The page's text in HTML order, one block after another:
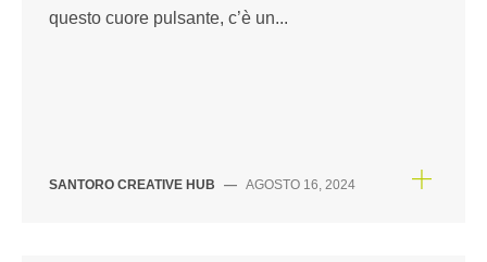
questo cuore pulsante, c’è un...
SANTORO CREATIVE HUB — AGOSTO 16, 2024